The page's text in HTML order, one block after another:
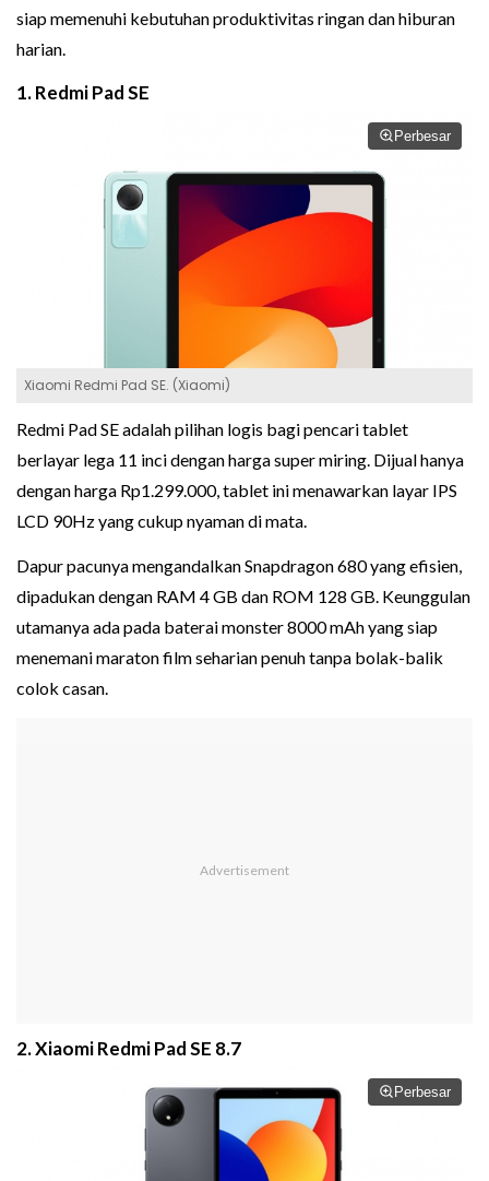
siap memenuhi kebutuhan produktivitas ringan dan hiburan
harian.
1. Redmi Pad SE
Perbesar
Xiaomi Redmi Pad SE. (Xiaomi)
Redmi Pad SE adalah pilihan logis bagi pencari tablet
berlayar lega 11 inci dengan harga super miring. Dijual hanya
dengan harga Rp1.299.000, tablet ini menawarkan layar IPS
LCD 90Hz yang cukup nyaman di mata.
Dapur pacunya mengandalkan Snapdragon 680 yang efisien,
dipadukan dengan RAM 4 GB dan ROM 128 GB. Keunggulan
utamanya ada pada baterai monster 8000 mAh yang siap
menemani maraton film seharian penuh tanpa bolak-balik
colok casan.
2. Xiaomi Redmi Pad SE 8.7
Perbesar